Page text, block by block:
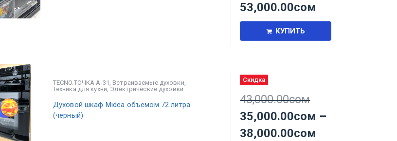
53,000.00сом
КУПИТЬ
TECNO.ТОЧКА А-31 , Встраиваемые духовки,
Техника для кухни, Электрические духовки
Духовой шкаф Midea объемом 72 литра
(черный)
Скидка
43,000.00сом
35,000.00сом –
38,000.00сом